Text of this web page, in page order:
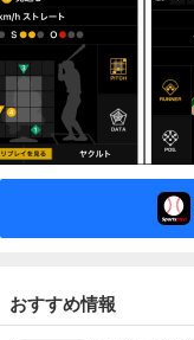
おすすめ情報